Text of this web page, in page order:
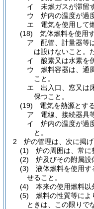
イ
未燃ガスが滞留
ウ
炉内の温度が過
エ
電気を使用して
(18)
気体燃料を使用
ア
配管、計量器等
は設けないこと。
イ
酸素又は水素を
ウ
燃料容器は、通
こと。
エ
出入口、窓又は
保つこと。
(19)
電気を熱源とす
ア
電線、接続器具
イ
炉内の温度が過
と。
2
炉の管理は、次に掲
(1)
炉の周囲は、常に
(2)
炉及びその附属設
(3)
液体燃料を使用す
せること。
(4)
本来の使用燃料以
(5)
燃料の性質等によ
ときは、この限りで